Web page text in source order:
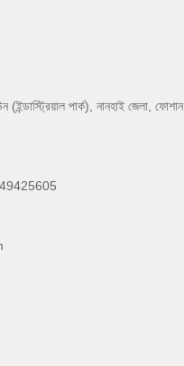
পার্ক), নানহাই জেলা, ফোশান